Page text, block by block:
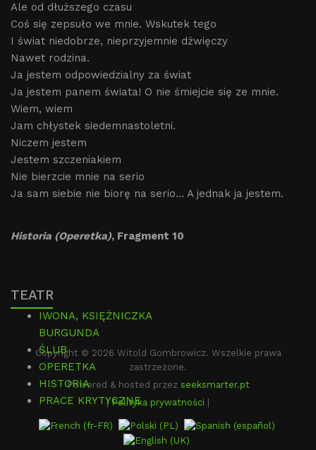
Ale od dłuższego czasu
Coś się zepsuło we mnie. Wskutek tego
I świat niedobrze, nieprzyjemnie dźwięczy
Nawet rodzina.
Ja jestem odpowiedzialny za świat
Ja jestem panem świata! O nie śmiejcie się ze mnie.
Wiem, wiem
Jam chłystek siedemnastoletni.
Niczem jestem
Jestem szczeniakiem
Nie bierzcie mnie na serio
Ja sam siebie nie biorę na serio... A jednak ja jestem.
Historia (Operetka), Fragment 10
TEATR
IWONA, KSIĘŻNICZKA
BURGUNDA
ŚLUB
OPERETKA
HISTORIA
PRACE KRYTYCZNE
Copyright © 2026 Witold Gombrowicz. Wszelkie prawa
zastrzeżone.
Powered & hosted przez seeksmarter.pt
|Polityka prywatności